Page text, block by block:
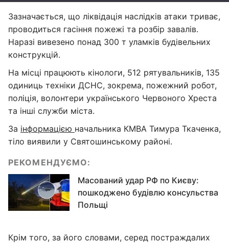
Зазначається, що ліквідація наслідків атаки триває,
проводиться гасіння пожежі та розбір завалів.
Наразі вивезено понад 300 т уламків будівельних
конструкцій.
На місці працюють кінологи, 512 рятувальників, 135
одиниць техніки ДСНС, зокрема, пожежний робот,
поліція, волонтери українського Червоного Хреста
та інші служби міста.
За інформацією начальника КМВА Тимура Ткаченка,
тіло виявили у Святошинському районі.
РЕКОМЕНДУЄМО:
Масований удар РФ по Києву:
пошкоджено будівлю консульства
Польщі
Крім того, за його словами, серед постраждалих